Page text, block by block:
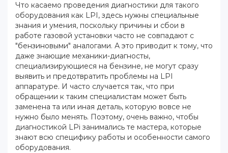
Что касаемо проведения диагностики для такого
оборудования как LPI, здесь нужны специальные
знания и умения, поскольку причины и сбои в
работе газовой установки часто не совпадают с
"бензиновыми" аналогами. А это приводит к тому, что
даже знающие механики-диагносты,
специализирующиеся на бензине, не могут сразу
выявить и предотвратить проблемы на LPI
аппаратуре. И часто случается так, что при
обращении к таким специалистам может быть
заменена та или иная деталь, которую вовсе не
нужно было менять. Поэтому, очень важно, чтобы
диагностикой LPi занимались те мастера, которые
знают всю специфику работы и особенности самого
оборудования.